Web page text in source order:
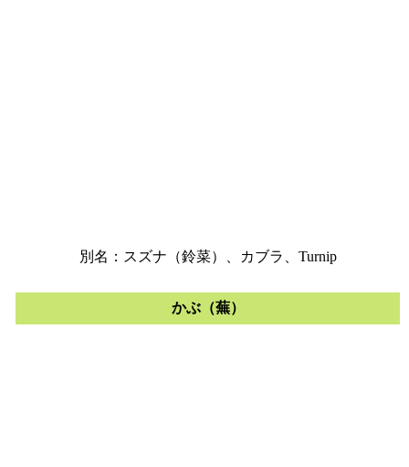
別名：スズナ（鈴菜）、カブラ、Turnip
かぶ（蕪）